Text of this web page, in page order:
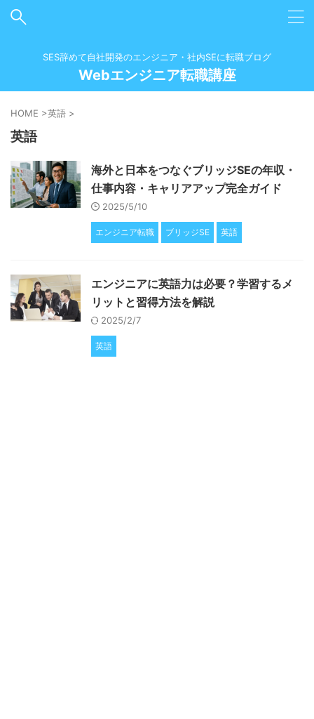
SES辞めて自社開発のエンジニア・社内SEに転職ブログ
Webエンジニア転職講座
HOME >英語 >
英語
海外と日本をつなぐブリッジSEの年収・
仕事内容・キャリアアップ完全ガイド
2025/5/10
エンジニア転職 ブリッジSE 英語
エンジニアに英語力は必要？学習するメ
リットと習得方法を解説
2025/2/7
英語